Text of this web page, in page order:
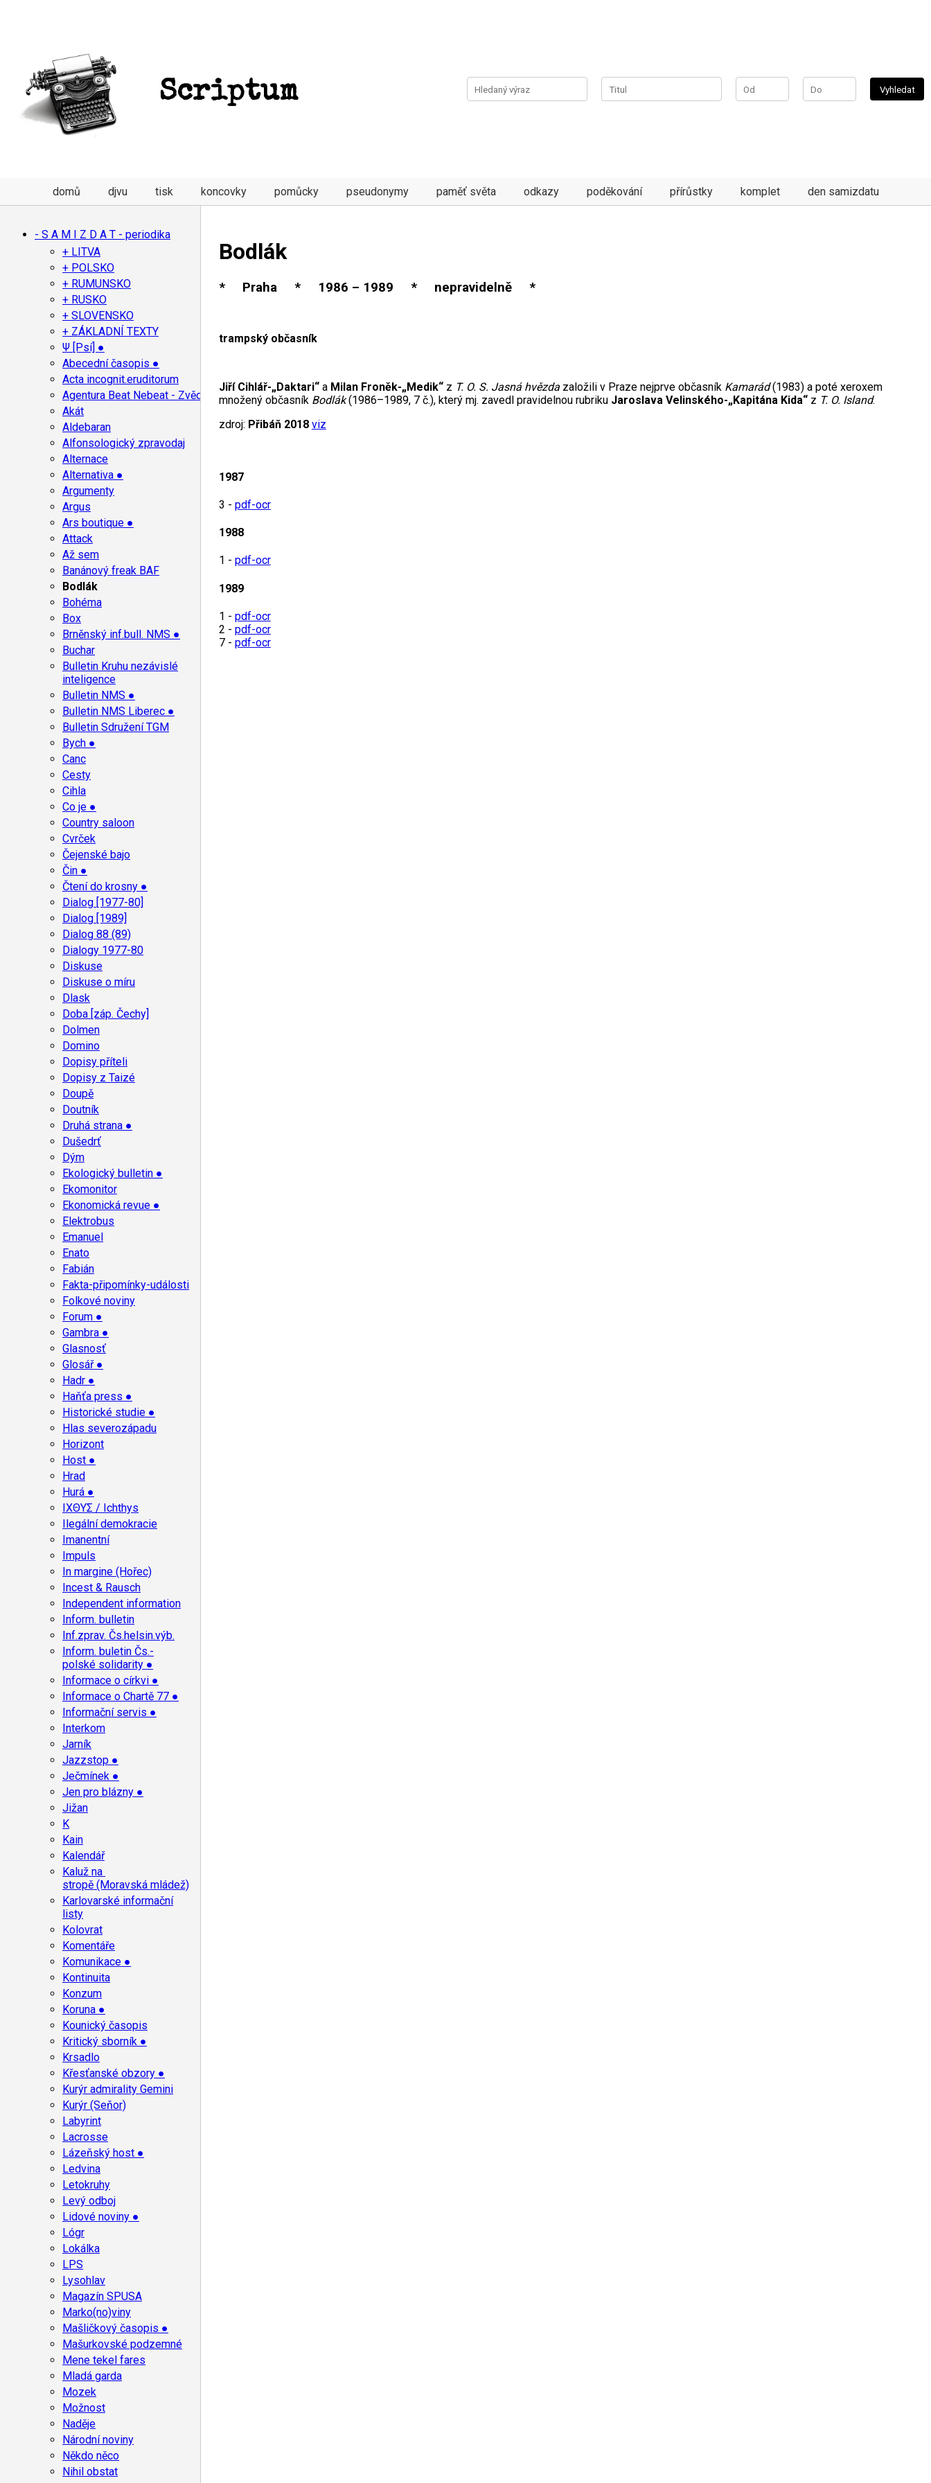
Scriptum
domů djvu tisk koncovky pomůcky pseudonymy paměť světa odkazy poděkování přírůstky komplet den samizdatu
- S A M I Z D A T - periodika
+ LITVA
+ POLSKO
+ RUMUNSKO
+ RUSKO
+ SLOVENSKO
+ ZÁKLADNÍ TEXTY
Ψ [Psí] ●
Abecední časopis ●
Acta incognit.eruditorum
Agentura Beat Nebeat - Zvěd
Akát
Aldebaran
Alfonsologický zpravodaj
Alternace
Alternativa ●
Argumenty
Argus
Ars boutique ●
Attack
Až sem
Banánový freak BAF
Bodlák
Bohéma
Box
Brněnský inf.bull. NMS ●
Buchar
Bulletin Kruhu nezávislé
inteligence
Bulletin NMS ●
Bulletin NMS Liberec ●
Bulletin Sdružení TGM
Bych ●
Canc
Cesty
Cihla
Co je ●
Country saloon
Cvrček
Čejenské bajo
Čin ●
Čtení do krosny ●
Dialog [1977-80]
Dialog [1989]
Dialog 88 (89)
Dialogy 1977-80
Diskuse
Diskuse o míru
Dlask
Doba [záp. Čechy]
Dolmen
Domino
Dopisy příteli
Dopisy z Taizé
Doupě
Doutník
Druhá strana ●
Dušedrť
Dým
Ekologický bulletin ●
Ekomonitor
Ekonomická revue ●
Elektrobus
Emanuel
Enato
Fabián
Fakta-připomínky-události
Folkové noviny
Forum ●
Gambra ●
Glasnosť
Glosář ●
Hadr ●
Haňťa press ●
Historické studie ●
Hlas severozápadu
Horizont
Host ●
Hrad
Hurá ●
ΙΧΘΥΣ / Ichthys
Ilegální demokracie
Imanentní
Impuls
In margine (Hořec)
Incest & Rausch
Independent information
Inform. bulletin
Inf.zprav. Čs.helsin.výb.
Inform. buletin Čs.-
polské solidarity ●
Informace o církvi ●
Informace o Chartě 77 ●
Informační servis ●
Interkom
Jarník
Jazzstop ●
Ječmínek ●
Jen pro blázny ●
Jižan
K
Kain
Kalendář
Kaluž na
stropě (Moravská mládež)
Karlovarské informační
listy
Kolovrat
Komentáře
Komunikace ●
Kontinuita
Konzum
Koruna ●
Kounický časopis
Kritický sborník ●
Krsadlo
Křesťanské obzory ●
Kurýr admirality Gemini
Kurýr (Seňor)
Labyrint
Lacrosse
Lázeňský host ●
Ledvina
Letokruhy
Levý odboj
Lidové noviny ●
Lógr
Lokálka
LPS
Lysohlav
Magazín SPUSA
Marko(no)viny
Mašličkový časopis ●
Mašurkovské podzemné
Mene tekel fares
Mladá garda
Mozek
Možnost
Naděje
Národní noviny
Někdo něco
Nihil obstat
Bodlák
* Praha * 1986 – 1989 * nepravidelně *
trampský občasník
Jiří Cihlář-„Daktari“a Milan Froněk-„Medik“z T. O. S. Jasná hvězdazaložili v Praze nejprve občasník Kamarád(1983) a poté xeroxem
množený občasník Bodlák(1986–1989, 7 č.), který mj. zavedl pravidelnou rubriku Jaroslava Velinského-„Kapitána Kida“z T. O. Island.
zdroj: Přibáň 2018 viz
1987
3 - pdf-ocr
1988
1 - pdf-ocr
1989
1 - pdf-ocr
2 - pdf-ocr
7 - pdf-ocr